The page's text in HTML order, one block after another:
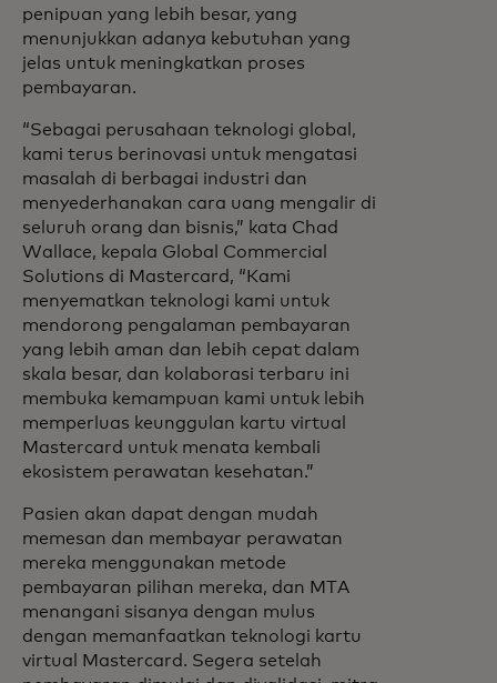
penipuan yang lebih besar, yang
menunjukkan adanya kebutuhan yang
jelas untuk meningkatkan proses
pembayaran.
“Sebagai perusahaan teknologi global,
kami terus berinovasi untuk mengatasi
masalah di berbagai industri dan
menyederhanakan cara uang mengalir di
seluruh orang dan bisnis,” kata Chad
Wallace, kepala Global Commercial
Solutions di Mastercard, “Kami
menyematkan teknologi kami untuk
mendorong pengalaman pembayaran
yang lebih aman dan lebih cepat dalam
skala besar, dan kolaborasi terbaru ini
membuka kemampuan kami untuk lebih
memperluas keunggulan kartu virtual
Mastercard untuk menata kembali
ekosistem perawatan kesehatan.”
Pasien akan dapat dengan mudah
memesan dan membayar perawatan
mereka menggunakan metode
pembayaran pilihan mereka, dan MTA
menangani sisanya dengan mulus
dengan memanfaatkan teknologi kartu
virtual Mastercard. Segera setelah